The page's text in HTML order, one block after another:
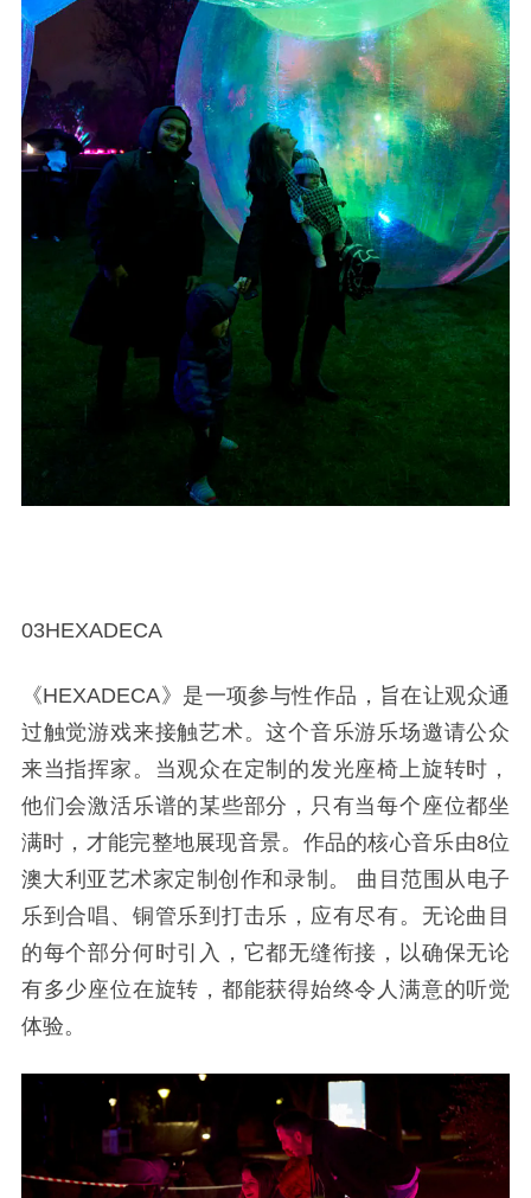
03HEXADECA
《HEXADECA》是一项参与性作品，旨在让观众通
过触觉游戏来接触艺术。这个音乐游乐场邀请公众
来当指挥家。当观众在定制的发光座椅上旋转时，
他们会激活乐谱的某些部分，只有当每个座位都坐
满时，才能完整地展现音景。作品的核心音乐由8位
澳大利亚艺术家定制创作和录制。 曲目范围从电子
乐到合唱、铜管乐到打击乐，应有尽有。无论曲目
的每个部分何时引入，它都无缝衔接，以确保无论
有多少座位在旋转，都能获得始终令人满意的听觉
体验。